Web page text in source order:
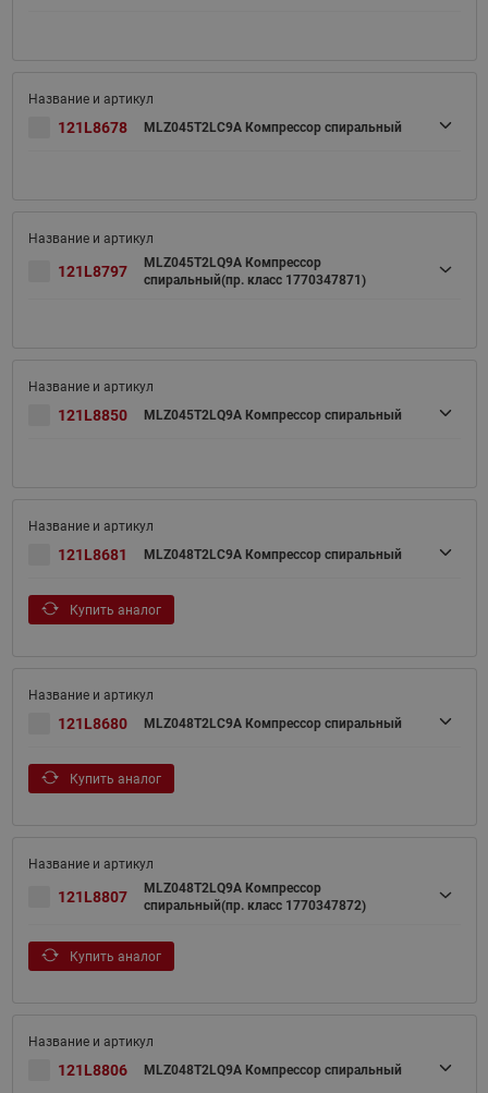
121L8678 MLZ045T2LC9A Компрессор спиральный
121L8797
MLZ045T2LQ9A Компрессор
спиральный(пр. класс 1770347871)
121L8850 MLZ045T2LQ9A Компрессор спиральный
121L8681 MLZ048T2LC9A Компрессор спиральный
Купить аналог
121L8680 MLZ048T2LC9A Компрессор спиральный
Купить аналог
121L8807
MLZ048T2LQ9A Компрессор
спиральный(пр. класс 1770347872)
Купить аналог
121L8806 MLZ048T2LQ9A Компрессор спиральный